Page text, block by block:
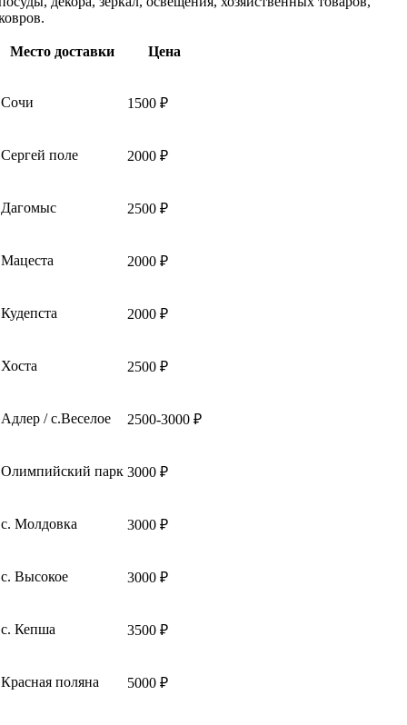
Место доставки Цена
Сочи 1500 ₽
Сергей поле 2000 ₽
Дагомыс 2500 ₽
Мацеста 2000 ₽
Кудепста 2000 ₽
Хоста 2500 ₽
Адлер / с.Веселое 2500-3000 ₽
Олимпийский парк 3000 ₽
с. Молдовка 3000 ₽
с. Высокое 3000 ₽
с. Кепша 3500 ₽
Красная поляна 5000 ₽